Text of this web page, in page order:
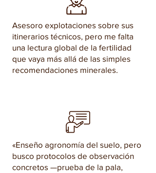
Asesoro explotaciones sobre sus
itinerarios técnicos, pero me falta
una lectura global de la fertilidad
que vaya más allá de las simples
recomendaciones minerales.
«Enseño agronomía del suelo, pero
busco protocolos de observación
concretos —prueba de la pala,